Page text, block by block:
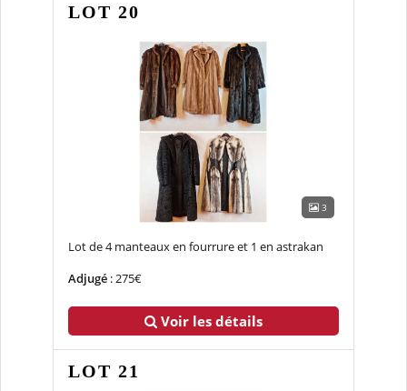
LOT 20
3
Lot de 4 manteaux en fourrure et 1 en astrakan
Adjugé: 275€
Voir les détails
LOT 21